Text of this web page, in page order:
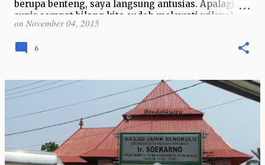
berupa benteng, saya langsung antusias. Apalagi
supir sempat bilang kita sudah melewati wilayah
benteng itu beberapa kali dalam se…
on November 04, 2015
6